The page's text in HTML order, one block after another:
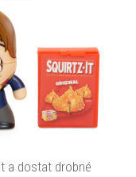
a dostat drobné